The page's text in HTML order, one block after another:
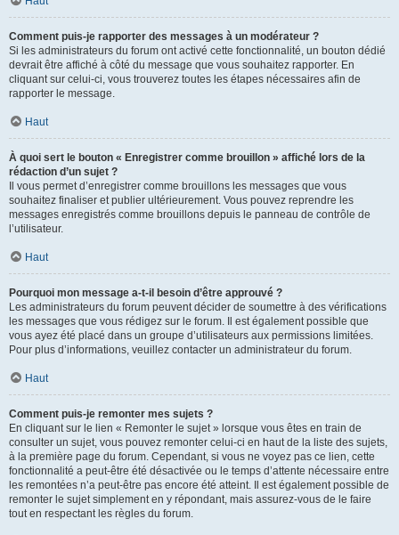
Comment puis-je rapporter des messages à un modérateur ?
Si les administrateurs du forum ont activé cette fonctionnalité, un bouton dédié
devrait être affiché à côté du message que vous souhaitez rapporter. En
cliquant sur celui-ci, vous trouverez toutes les étapes nécessaires afin de
rapporter le message.
Haut
À quoi sert le bouton « Enregistrer comme brouillon » affiché lors de la
rédaction d’un sujet ?
Il vous permet d’enregistrer comme brouillons les messages que vous
souhaitez finaliser et publier ultérieurement. Vous pouvez reprendre les
messages enregistrés comme brouillons depuis le panneau de contrôle de
l’utilisateur.
Haut
Pourquoi mon message a-t-il besoin d’être approuvé ?
Les administrateurs du forum peuvent décider de soumettre à des vérifications
les messages que vous rédigez sur le forum. Il est également possible que
vous ayez été placé dans un groupe d’utilisateurs aux permissions limitées.
Pour plus d’informations, veuillez contacter un administrateur du forum.
Haut
Comment puis-je remonter mes sujets ?
En cliquant sur le lien « Remonter le sujet » lorsque vous êtes en train de
consulter un sujet, vous pouvez remonter celui-ci en haut de la liste des sujets,
à la première page du forum. Cependant, si vous ne voyez pas ce lien, cette
fonctionnalité a peut-être été désactivée ou le temps d’attente nécessaire entre
les remontées n’a peut-être pas encore été atteint. Il est également possible de
remonter le sujet simplement en y répondant, mais assurez-vous de le faire
tout en respectant les règles du forum.